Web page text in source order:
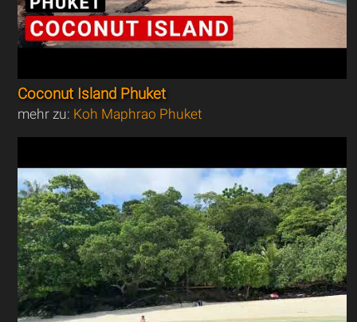
Coconut Island Phuket
mehr zu: Koh Maphrao Phuket